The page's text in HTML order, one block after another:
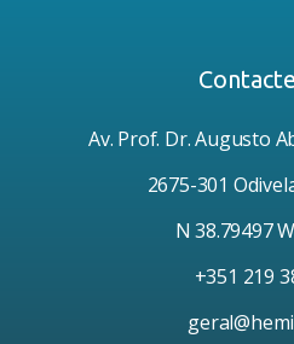
Av. Prof. Dr. Augusto
2675-301
N 38.79497
+351 219